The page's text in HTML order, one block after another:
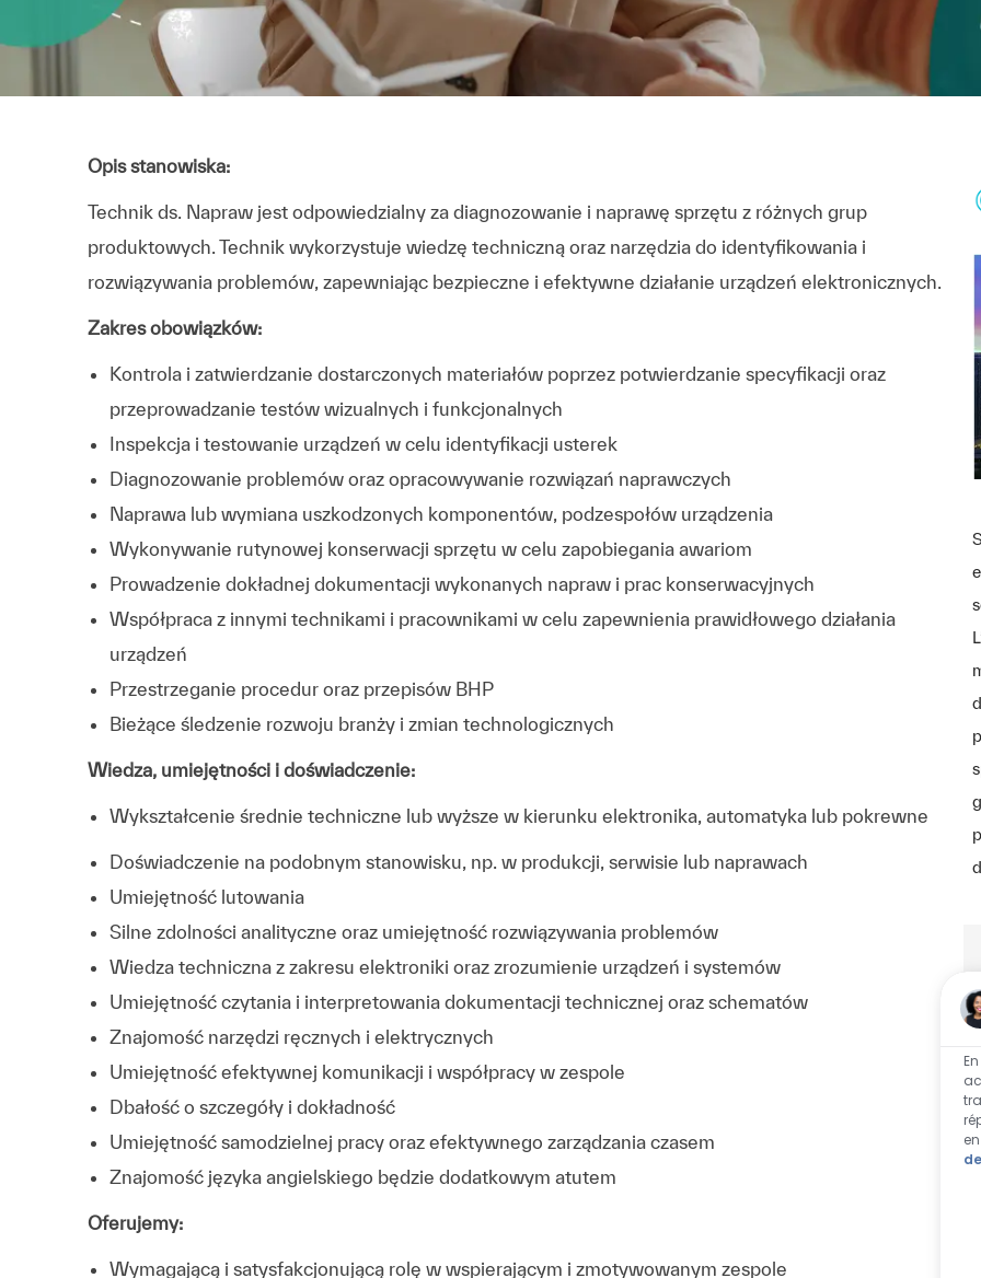
Opis stanowiska:
Technik ds. Napraw jest odpowiedzialny za diagnozowanie i naprawę sprzętu z różnych grup
produktowych. Technik wykorzystuje wiedzę techniczną oraz narzędzia do identyfikowania i
rozwiązywania problemów, zapewniając bezpieczne i efektywne działanie urządzeń elektronicznych.
Zakres obowiązków:
Kontrola i zatwierdzanie dostarczonych materiałów poprzez potwierdzanie specyfikacji oraz
przeprowadzanie testów wizualnych i funkcjonalnych
Inspekcja i testowanie urządzeń w celu identyfikacji usterek
Diagnozowanie problemów oraz opracowywanie rozwiązań naprawczych
Naprawa lub wymiana uszkodzonych komponentów, podzespołów urządzenia
Wykonywanie rutynowej konserwacji sprzętu w celu zapobiegania awariom
Prowadzenie dokładnej dokumentacji wykonanych napraw i prac konserwacyjnych
Współpraca z innymi technikami i pracownikami w celu zapewnienia prawidłowego działania
urządzeń
Przestrzeganie procedur oraz przepisów BHP
Bieżące śledzenie rozwoju branży i zmian technologicznych
Wiedza, umiejętności i doświadczenie:
Wykształcenie średnie techniczne lub wyższe w kierunku elektronika, automatyka lub pokrewne
Doświadczenie na podobnym stanowisku, np. w produkcji, serwisie lub naprawach
Umiejętność lutowania
Silne zdolności analityczne oraz umiejętność rozwiązywania problemów
Wiedza techniczna z zakresu elektroniki oraz zrozumienie urządzeń i systemów
Umiejętność czytania i interpretowania dokumentacji technicznej oraz schematów
Znajomość narzędzi ręcznych i elektrycznych
Umiejętność efektywnej komunikacji i współpracy w zespole
Dbałość o szczegóły i dokładność
Umiejętność samodzielnej pracy oraz efektywnego zarządzania czasem
Znajomość języka angielskiego będzie dodatkowym atutem
Oferujemy:
Wymagającą i satysfakcjonującą rolę w wspierającym i zmotywowanym zespole